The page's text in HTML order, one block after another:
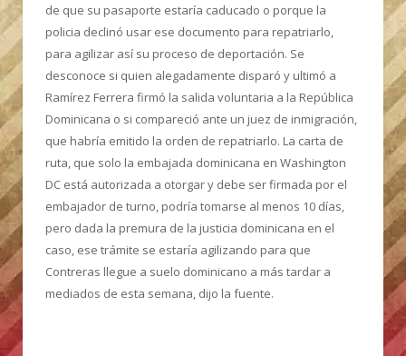
de que su pasaporte estaría caducado o porque la
policia declinó usar ese documento para repatriarlo,
para agilizar así su proceso de deportación. Se
desconoce si quien alegadamente disparó y ultimó a
Ramírez Ferrera firmó la salida voluntaria a la República
Dominicana o si compareció ante un juez de inmigración,
que habría emitido la orden de repatriarlo. La carta de
ruta, que solo la embajada dominicana en Washington
DC está autorizada a otorgar y debe ser firmada por el
embajador de turno, podría tomarse al menos 10 días,
pero dada la premura de la justicia dominicana en el
caso, ese trámite se estaría agilizando para que
Contreras llegue a suelo dominicano a más tardar a
mediados de esta semana, dijo la fuente.